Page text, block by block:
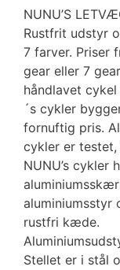
NUNU’S
Rustfrit udstyr
7 farver. Priser
gear eller 7
håndlavet
´s cykler
fornuftig pris.
cykler er testet,
NUNU’s cykler
aluminiumsstyr
rustfri kæde.
Stellet er i stål